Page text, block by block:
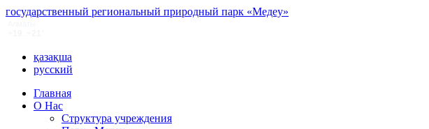
государственный региональный природный парк «Медеу»
қазақша
русский
Главная
О Нас
Структура учреждения